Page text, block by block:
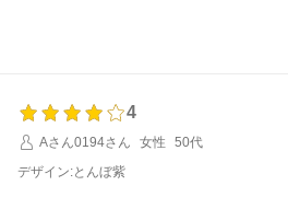
またご利用いただける日を、スタッフ一
4
Aさん0194さん
女性
50代
デザイン:とんぼ紫